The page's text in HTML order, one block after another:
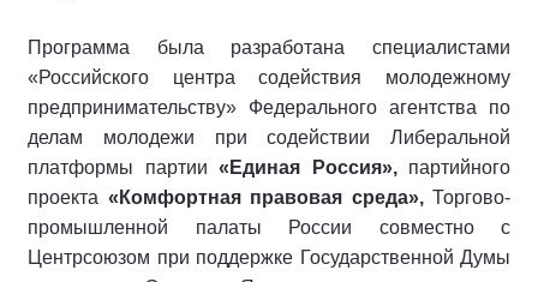
Программа была разработана специалистами
«Российского центра содействия молодежному
предпринимательству» Федерального агентства по
делам молодежи при содействии Либеральной
платформы партии «Единая Россия», партийного
проекта «Комфортная правовая среда», Торгово-
промышленной палаты России совместно с
Центрсоюзом при поддержке Государственной Думы